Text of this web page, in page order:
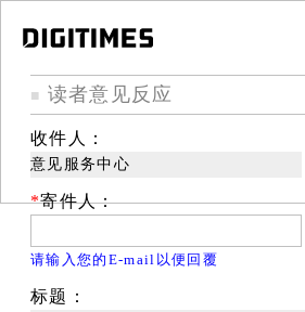
■ 读者意见反应
收件人：
意见服务中心
*寄件人：
请输入您的E-mail以便回覆
标题：